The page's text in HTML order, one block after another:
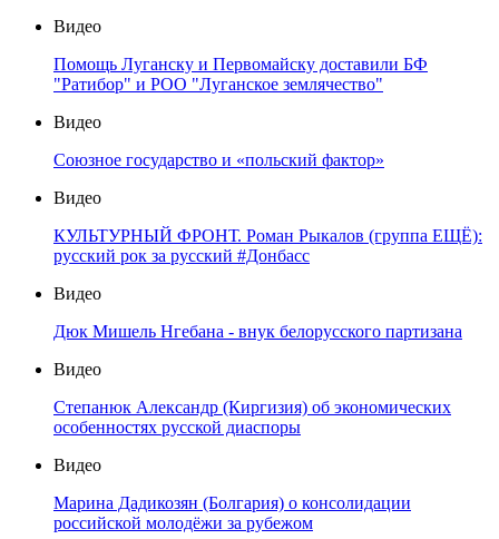
Видео
Помощь Луганску и Первомайску доставили БФ
"Ратибор" и РОО "Луганское землячество"
Видео
Союзное государство и «польский фактор»
Видео
КУЛЬТУРНЫЙ ФРОНТ. Роман Рыкалов (группа ЕЩЁ):
русский рок за русский #Донбасс
Видео
Дюк Мишель Нгебана - внук белорусского партизана
Видео
Степанюк Александр (Киргизия) об экономических
особенностях русской диаспоры
Видео
Марина Дадикозян (Болгария) о консолидации
российской молодёжи за рубежом